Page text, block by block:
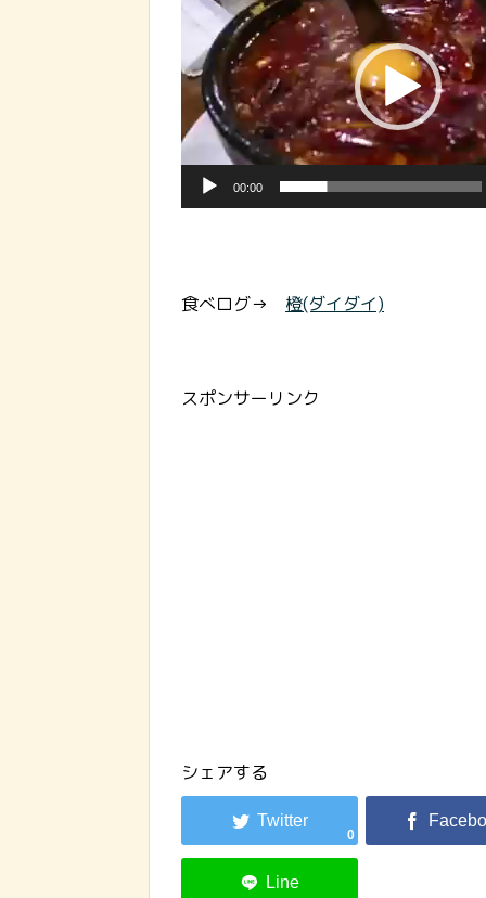
レ
ー
ヤ
00:00
食べログ→ 橙(ダイダイ)
スポンサーリンク
シェアする
0